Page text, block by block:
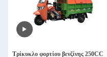
Τρίκυκλο φορτίου βενζίνης 250CC